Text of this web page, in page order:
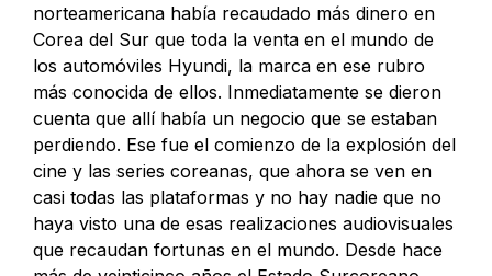
norteamericana había recaudado más dinero en
Corea del Sur que toda la venta en el mundo de
los automóviles Hyundi, la marca en ese rubro
más conocida de ellos. Inmediatamente se dieron
cuenta que allí había un negocio que se estaban
perdiendo. Ese fue el comienzo de la explosión del
cine y las series coreanas, que ahora se ven en
casi todas las plataformas y no hay nadie que no
haya visto una de esas realizaciones audiovisuales
que recaudan fortunas en el mundo. Desde hace